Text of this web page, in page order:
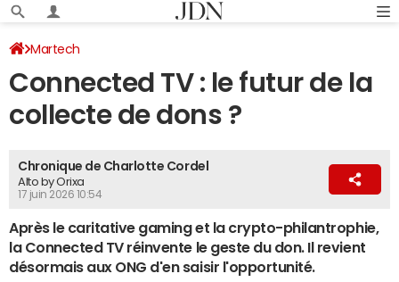
Martech
Connected TV : le futur de la
collecte de dons ?
Chronique de Charlotte Cordel
Alto by Orixa
17 juin 2026 10:54
Après le caritative gaming et la crypto-philantrophie,
la Connected TV réinvente le geste du don. Il revient
désormais aux ONG d'en saisir l'opportunité.